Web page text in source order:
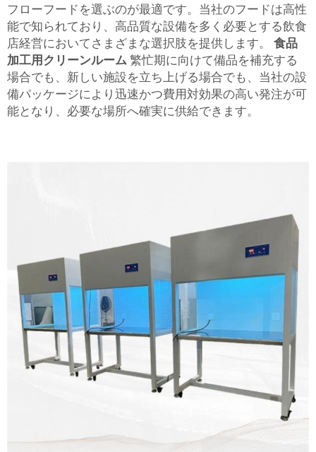
フローフードを選ぶのが最適です。当社のフードは高性
能で知られており、高品質な設備を多く必要とする飲食
店経営においてさまざまな選択肢を提供します。 食品
加工用クリーンルーム 繁忙期に向けて備品を補充する
場合でも、新しい施設を立ち上げる場合でも、当社の設
備パッケージにより迅速かつ費用対効果の高い発注が可
能となり、必要な場所へ確実に供給できます。